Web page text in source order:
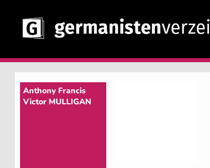
Anthony Francis
Victor MULLIGAN